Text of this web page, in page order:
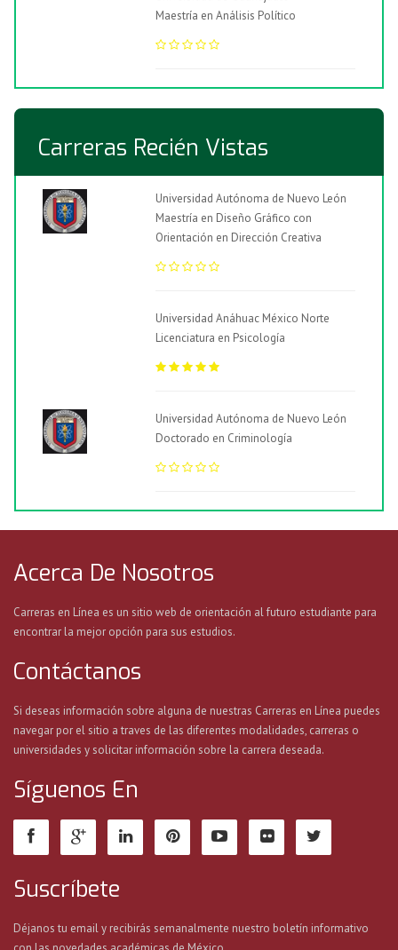
Maestría en Análisis Político
Carreras Recién Vistas
Universidad Autónoma de Nuevo León
Maestría en Diseño Gráfico con
Orientación en Dirección Creativa
Universidad Anáhuac México Norte
Licenciatura en Psicología
Universidad Autónoma de Nuevo León
Doctorado en Criminología
Acerca De Nosotros
Carreras en Línea es un sitio web de orientación al futuro estudiante para
encontrar la mejor opción para sus estudios.
Contáctanos
Si deseas información sobre alguna de nuestras Carreras en Línea puedes
navegar por el sitio a traves de las diferentes modalidades, carreras o
universidades y solicitar información sobre la carrera deseada.
Síguenos En
Suscríbete
Déjanos tu email y recibirás semanalmente nuestro boletín informativo